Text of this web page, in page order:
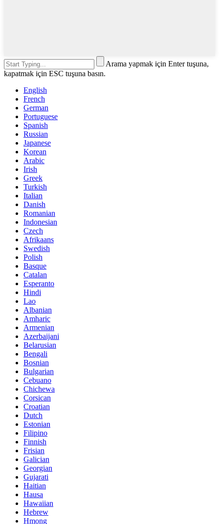
Arama yapmak için Enter tuşuna,
kapatmak için ESC tuşuna basın.
English
French
German
Portuguese
Spanish
Russian
Japanese
Korean
Arabic
Irish
Greek
Turkish
Italian
Danish
Romanian
Indonesian
Czech
Afrikaans
Swedish
Polish
Basque
Catalan
Esperanto
Hindi
Lao
Albanian
Amharic
Armenian
Azerbaijani
Belarusian
Bengali
Bosnian
Bulgarian
Cebuano
Chichewa
Corsican
Croatian
Dutch
Estonian
Filipino
Finnish
Frisian
Galician
Georgian
Gujarati
Haitian
Hausa
Hawaiian
Hebrew
Hmong